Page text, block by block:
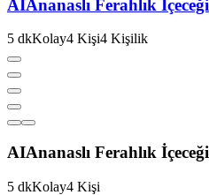
AIAnanaslı Ferahlık İçeceği
5 dkKolay4 Kişi4 Kişilik
AIAnanaslı Ferahlık İçeceği
5 dkKolay4 Kişi